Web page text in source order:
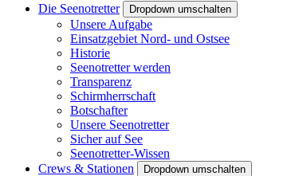
Die Seenotretter Dropdown umschalten
Unsere Aufgabe
Einsatzgebiet Nord- und Ostsee
Historie
Seenotretter werden
Transparenz
Schirmherrschaft
Botschafter
Unsere Seenotretter
Sicher auf See
Seenotretter-Wissen
Crews & Stationen
Dropdown umschalten